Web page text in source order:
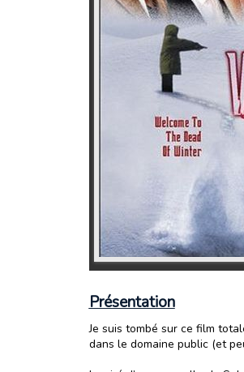
Présentation
Je suis tombé sur ce film
dans le domaine public (et